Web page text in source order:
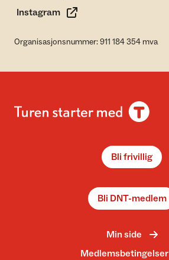
Instagram
Organisasjonsnummer: 911 184 354 mva
Bli frivillig
Bli DNT-medlem
Min side
Medlemsbetingelser